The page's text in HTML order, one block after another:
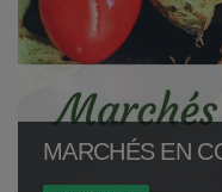
MARCHÉS EN